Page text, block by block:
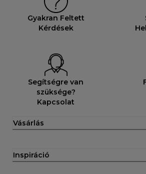
Gyakran Feltett
Kérdések
Segítségre van
szüksége?
Kapcsolat
Vásárlás
Inspiráció